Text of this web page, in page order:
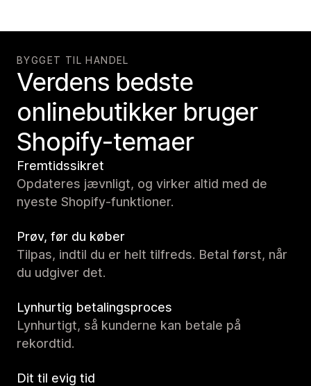
BYGGET TIL HANDEL
Verdens bedste
onlinebutikker bruger
Shopify-temaer
Fremtidssikret
Opdateres jævnligt, og virker altid med de
nyeste Shopify-funktioner.
Prøv, før du køber
Tilpas, indtil du er helt tilfreds. Betal først, når
du udgiver det.
Lynhurtig betalingsproces
Lynhurtigt, så kunderne kan betale på
rekordtid.
Dit til evig tid